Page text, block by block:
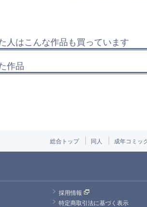
人はこんな作品も買っています
作品
総合トップ 同人 成年コミッ
採用情報
特定商取引法に基づく表示